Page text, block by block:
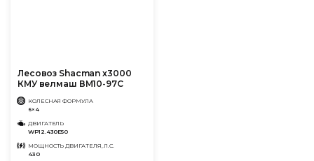
Лесовоз Shacman x3000
КМУ велмаш ВМ10-97С
КОЛЕСНАЯ ФОРМУЛА
6×4
ДВИГАТЕЛЬ
WP12.430E50
МОЩНОСТЬ ДВИГАТЕЛЯ, Л.С.
430